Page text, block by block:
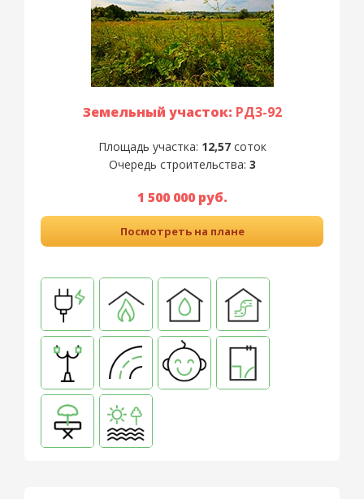
Земельный участок: РД3-92
Площадь участка: 12,57соток
Очередь строительства: 3
1 500 000 руб.
Посмотреть на плане